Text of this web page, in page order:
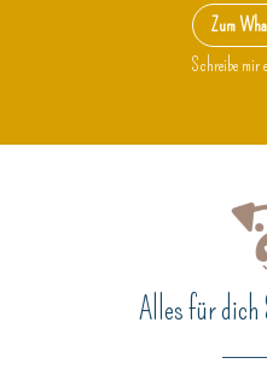
Zum
Schreibe
Alles für dich